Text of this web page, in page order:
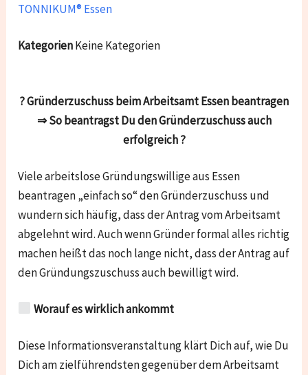
TONNIKUM® Essen
KategorienKeine Kategorien
? Gründerzuschuss beim Arbeitsamt Essen beantragen
⇒ So beantragst Du den Gründerzuschuss auch
erfolgreich ?
Viele arbeitslose Gründungswillige aus Essen
beantragen „einfach so“ den Gründerzuschuss und
wundern sich häufig, dass der Antrag vom Arbeitsamt
abgelehnt wird. Auch wenn Gründer formal alles richtig
machen heißt das noch lange nicht, dass der Antrag auf
den Gründungszuschuss auch bewilligt wird.
Worauf es wirklich ankommt
Diese Informationsveranstaltung klärt Dich auf, wie Du
Dich am zielführendsten gegenüber dem Arbeitsamt